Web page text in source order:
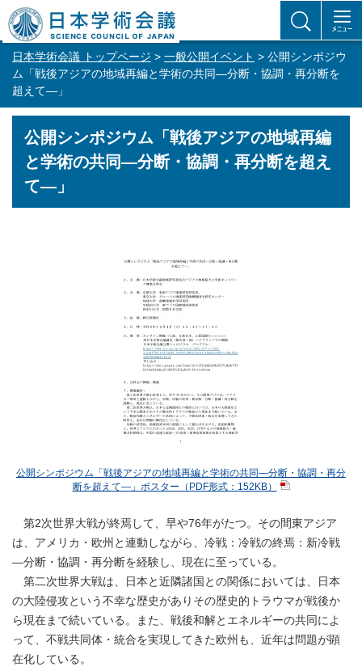
日本学術会議 トップページ > 一般公開イベント > 公開シンポジウ
ム「戦後アジアの地域再編と学術の共同―分断・協調・再分断を
超えて―」
公開シンポジウム「戦後アジアの地域再編
と学術の共同―分断・協調・再分断を超え
て―」
公開シンポジウム「戦後アジアの地域再編と学術の共同―分断・協調・再分
断を超えて―」ポスター（PDF形式：152KB）
第2次世界大戦が終焉して、早や76年がたつ。その間東アジア
は、アメリカ・欧州と連動しながら、冷戦：冷戦の終焉：新冷戦
―分断・協調・再分断を経験し、現在に至っている。
第二次世界大戦は、日本と近隣諸国との関係においては、日本
の大陸侵攻という不幸な歴史がありその歴史的トラウマが戦後か
ら現在まで続いている。また、戦後和解とエネルギーの共同によ
って、不戦共同体・統合を実現してきた欧州も、近年は問題が顕
在化している。